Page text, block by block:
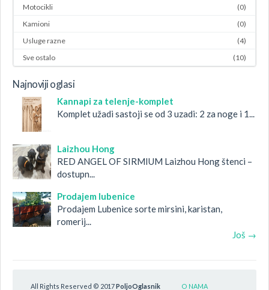
Motocikli
(0)
Kamioni
(0)
Usluge razne
(4)
Sve ostalo
(10)
Najnoviji oglasi
Kannapi za telenje-komplet
Komplet užadi sastoji se od 3 uzadi: 2 za noge i 1...
Laizhou Hong
RED ANGEL OF SIRMIUM Laizhou Hong štenci –
dostupn...
Prodajem lubenice
Prodajem Lubenice sorte mirsini, karistan,
romerij...
Još →
All Rights Reserved © 2017PoljoOglasnik O NAMA